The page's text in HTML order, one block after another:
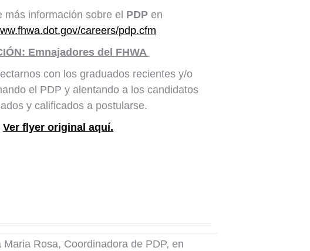
más información sobre el PDPen
careers/pdp.cfm
Emnajadores del FHWA
con los graduados recientes y/o
el PDP y alentando a los candidatos
​​y calificados a postularse.
Ver flyer original aquí.
Rosa, Coordinadora de PDP, en